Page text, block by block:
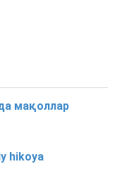
мақоллар
hikoya